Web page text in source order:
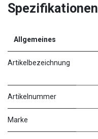
Spezifikationen
Allgemeines
Artikelbezeichnung
Artikelnummer
Marke